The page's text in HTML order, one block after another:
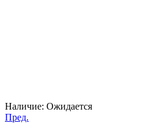
Наличие: Ожидается
Пред.